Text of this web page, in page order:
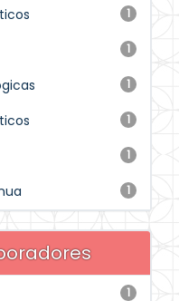
1
1
1
1
1
1
1